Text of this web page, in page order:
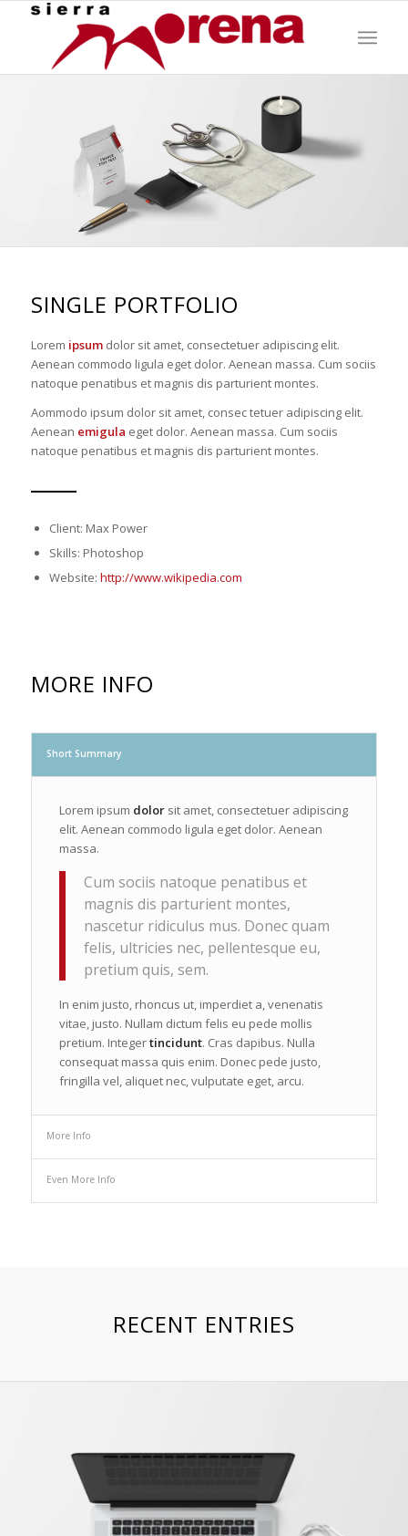
SINGLE PORTFOLIO
Lorem ipsumdolor sit amet, consectetuer adipiscing elit.
Aenean commodo ligula eget dolor. Aenean massa. Cum sociis
natoque penatibus et magnis dis parturient montes.
Aommodo ipsum dolor sit amet, consec tetuer adipiscing elit.
Aenean emigula eget dolor. Aenean massa. Cum sociis
natoque penatibus et magnis dis parturient montes.
Client: Max Power
Skills: Photoshop
Website: http://www.wikipedia.com
MORE INFO
Short Summary
Lorem ipsum dolorsit amet, consectetuer adipiscing
elit. Aenean commodo ligula eget dolor. Aenean
massa.
Cum sociis natoque penatibus et
magnis dis parturient montes,
nascetur ridiculus mus. Donec quam
felis, ultricies nec, pellentesque eu,
pretium quis, sem.
In enim justo, rhoncus ut, imperdiet a, venenatis
vitae, justo. Nullam dictum felis eu pede mollis
pretium. Integertincidunt. Cras dapibus. Nulla
consequat massa quis enim. Donec pede justo,
fringilla vel, aliquet nec, vulputate eget, arcu.
More Info
Even More Info
RECENT ENTRIES